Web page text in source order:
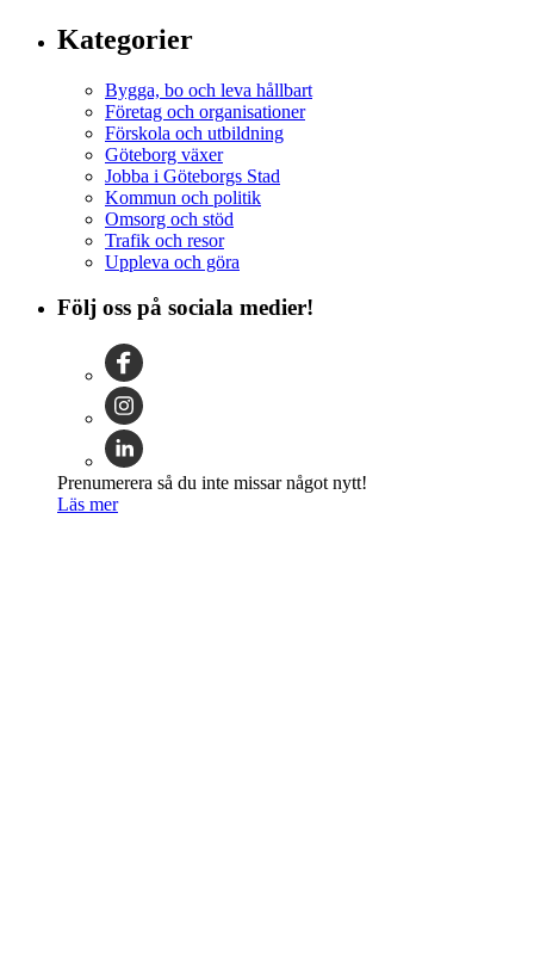
Kategorier
Bygga, bo och leva hållbart
Företag och organisationer
Förskola och utbildning
Göteborg växer
Jobba i Göteborgs Stad
Kommun och politik
Omsorg och stöd
Trafik och resor
Uppleva och göra
Följ oss på sociala medier!
Prenumerera så du inte missar något nytt!
Läs mer